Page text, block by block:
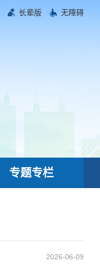
长辈版 无障碍
专题专栏
2026-06-09